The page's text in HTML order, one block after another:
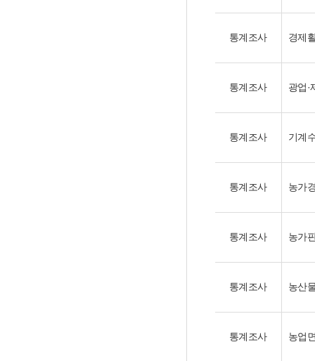
통계조사 경제
통계조사 광업·
통계조사 기계
통계조사 농가
통계조사 농가
통계조사 농산
통계조사 농업